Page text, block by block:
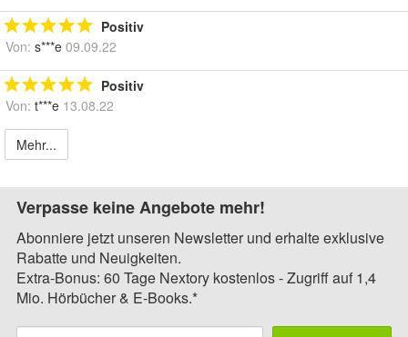
Positiv
Von: s***e 09.09.22
Positiv
Von: t***e 13.08.22
Mehr...
Verpasse keine Angebote mehr!
Abonniere jetzt unseren Newsletter und erhalte exklusive
Rabatte und Neuigkeiten.
Extra-Bonus: 60 Tage Nextory kostenlos - Zugriff auf 1,4
Mio. Hörbücher & E-Books.*